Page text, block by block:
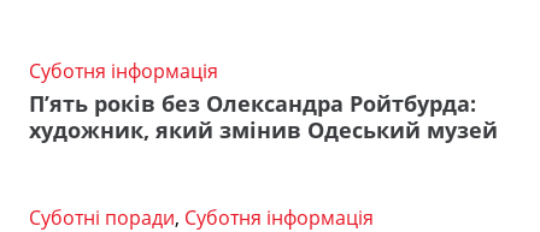
Суботня інформація
П’ять років без Олександра Ройтбурда:
художник, який змінив Одеський музей
Суботні поради, Суботня інформація